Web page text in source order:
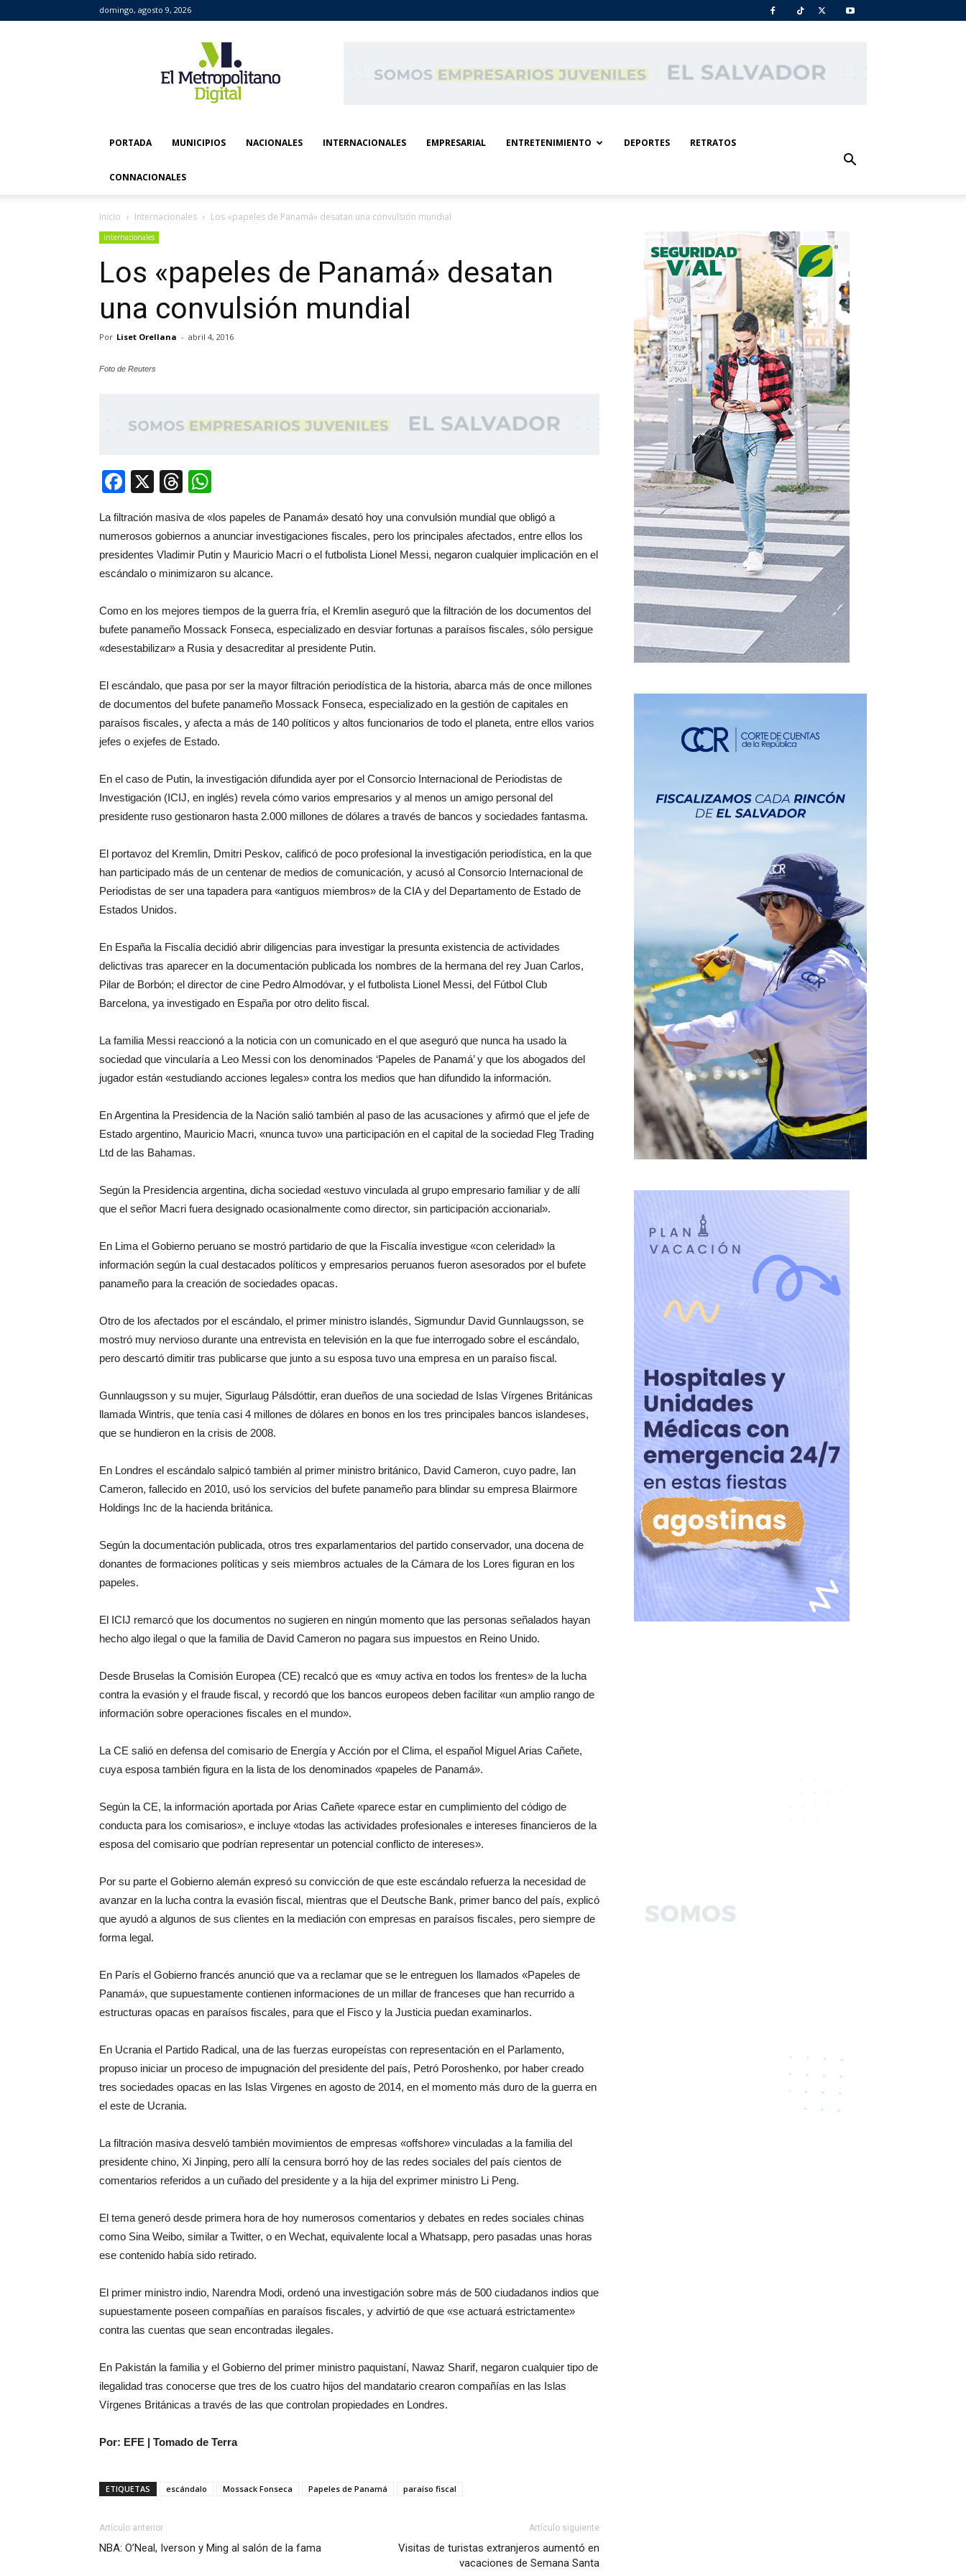
domingo, agosto 9, 2026
Metropolitano
Digital
PORTADA MUNICIPIOS NACIONALES INTERNACIONALES EMPRESARIAL ENTRETENIMIENTO DEPORTES RETRATOS
CONNACIONALES
Inicio Internacionales Los «papeles de Panamá» desatan una convulsión mundial
Internacionales
Los «papeles de Panamá» desatan
una convulsión mundial
Por Liset Orellana - abril 4, 2016
Foto de Reuters
Facebook
X Threads
La filtración masiva de «los papeles de Panamá» desató hoy una convulsión mundial que obligó a
numerosos gobiernos a anunciar investigaciones fiscales, pero los principales afectados, entre ellos los
presidentes Vladimir Putin y Mauricio Macri o el futbolista Lionel Messi, negaron cualquier implicación en el
escándalo o minimizaron su alcance.
Como en los mejores tiempos de la guerra fría, el Kremlin aseguró que la filtración de los documentos del
bufete panameño Mossack Fonseca, especializado en desviar fortunas a paraísos fiscales, sólo persigue
«desestabilizar» a Rusia y desacreditar al presidente Putin.
El escándalo, que pasa por ser la mayor filtración periodística de la historia, abarca más de once millones
de documentos del bufete panameño Mossack Fonseca, especializado en la gestión de capitales en
paraísos fiscales, y afecta a más de 140 políticos y altos funcionarios de todo el planeta, entre ellos varios
jefes o exjefes de Estado.
En el caso de Putin, la investigación difundida ayer por el Consorcio Internacional de Periodistas de
Investigación (ICIJ, en inglés) revela cómo varios empresarios y al menos un amigo personal del
presidente ruso gestionaron hasta 2.000 millones de dólares a través de bancos y sociedades fantasma.
El portavoz del Kremlin, Dmitri Peskov, calificó de poco profesional la investigación periodística, en la que
han participado más de un centenar de medios de comunicación, y acusó al Consorcio Internacional de
Periodistas de ser una tapadera para «antiguos miembros» de la CIA y del Departamento de Estado de
Estados Unidos.
En España la Fiscalía decidió abrir diligencias para investigar la presunta existencia de actividades
delictivas tras aparecer en la documentación publicada los nombres de la hermana del rey Juan Carlos,
Pilar de Borbón; el director de cine Pedro Almodóvar, y el futbolista Lionel Messi, del Fútbol Club
Barcelona, ya investigado en España por otro delito fiscal.
La familia Messi reaccionó a la noticia con un comunicado en el que aseguró que nunca ha usado la
sociedad que vincularía a Leo Messi con los denominados ‘Papeles de Panamá’ y que los abogados del
jugador están «estudiando acciones legales» contra los medios que han difundido la información.
En Argentina la Presidencia de la Nación salió también al paso de las acusaciones y afirmó que el jefe de
Estado argentino, Mauricio Macri, «nunca tuvo» una participación en el capital de la sociedad Fleg Trading
Ltd de las Bahamas.
Según la Presidencia argentina, dicha sociedad «estuvo vinculada al grupo empresario familiar y de allí
que el señor Macri fuera designado ocasionalmente como director, sin participación accionarial».
En Lima el Gobierno peruano se mostró partidario de que la Fiscalía investigue «con celeridad» la
información según la cual destacados políticos y empresarios peruanos fueron asesorados por el bufete
panameño para la creación de sociedades opacas.
Otro de los afectados por el escándalo, el primer ministro islandés, Sigmundur David Gunnlaugsson, se
mostró muy nervioso durante una entrevista en televisión en la que fue interrogado sobre el escándalo,
pero descartó dimitir tras publicarse que junto a su esposa tuvo una empresa en un paraíso fiscal.
Gunnlaugsson y su mujer, Sigurlaug Pálsdóttir, eran dueños de una sociedad de Islas Vírgenes Británicas
llamada Wintris, que tenía casi 4 millones de dólares en bonos en los tres principales bancos islandeses,
que se hundieron en la crisis de 2008.
En Londres el escándalo salpicó también al primer ministro británico, David Cameron, cuyo padre, Ian
Cameron, fallecido en 2010, usó los servicios del bufete panameño para blindar su empresa Blairmore
Holdings Inc de la hacienda británica.
Según la documentación publicada, otros tres exparlamentarios del partido conservador, una docena de
donantes de formaciones políticas y seis miembros actuales de la Cámara de los Lores figuran en los
papeles.
El ICIJ remarcó que los documentos no sugieren en ningún momento que las personas señalados hayan
hecho algo ilegal o que la familia de David Cameron no pagara sus impuestos en Reino Unido.
Desde Bruselas la Comisión Europea (CE) recalcó que es «muy activa en todos los frentes» de la lucha
contra la evasión y el fraude fiscal, y recordó que los bancos europeos deben facilitar «un amplio rango de
información sobre operaciones fiscales en el mundo».
La CE salió en defensa del comisario de Energía y Acción por el Clima, el español Miguel Arias Cañete,
cuya esposa también figura en la lista de los denominados «papeles de Panamá».
Según la CE, la información aportada por Arias Cañete «parece estar en cumplimiento del código de
conducta para los comisarios», e incluye «todas las actividades profesionales e intereses financieros de la
esposa del comisario que podrían representar un potencial conflicto de intereses».
Por su parte el Gobierno alemán expresó su convicción de que este escándalo refuerza la necesidad de
avanzar en la lucha contra la evasión fiscal, mientras que el Deutsche Bank, primer banco del país, explicó
que ayudó a algunos de sus clientes en la mediación con empresas en paraísos fiscales, pero siempre de
forma legal.
En París el Gobierno francés anunció que va a reclamar que se le entreguen los llamados «Papeles de
Panamá», que supuestamente contienen informaciones de un millar de franceses que han recurrido a
estructuras opacas en paraísos fiscales, para que el Fisco y la Justicia puedan examinarlos.
En Ucrania el Partido Radical, una de las fuerzas europeístas con representación en el Parlamento,
propuso iniciar un proceso de impugnación del presidente del país, Petró Poroshenko, por haber creado
tres sociedades opacas en las Islas Virgenes en agosto de 2014, en el momento más duro de la guerra en
el este de Ucrania.
La filtración masiva desveló también movimientos de empresas «offshore» vinculadas a la familia del
presidente chino, Xi Jinping, pero allí la censura borró hoy de las redes sociales del país cientos de
comentarios referidos a un cuñado del presidente y a la hija del exprimer ministro Li Peng.
El tema generó desde primera hora de hoy numerosos comentarios y debates en redes sociales chinas
como Sina Weibo, similar a Twitter, o en Wechat, equivalente local a Whatsapp, pero pasadas unas horas
ese contenido había sido retirado.
El primer ministro indio, Narendra Modi, ordenó una investigación sobre más de 500 ciudadanos indios que
supuestamente poseen compañías en paraísos fiscales, y advirtió de que «se actuará estrictamente»
contra las cuentas que sean encontradas ilegales.
En Pakistán la familia y el Gobierno del primer ministro paquistaní, Nawaz Sharif, negaron cualquier tipo de
ilegalidad tras conocerse que tres de los cuatro hijos del mandatario crearon compañías en las Islas
Vírgenes Británicas a través de las que controlan propiedades en Londres.
Por: EFE | Tomado de Terra
ETIQUETAS escándalo Mossack Fonseca Papeles de Panamá paraíso fiscal
Artículo anterior
NBA: O’Neal, Iverson y Ming al salón de la fama
Artículo siguiente
Visitas de turistas extranjeros aumentó en
vacaciones de Semana Santa